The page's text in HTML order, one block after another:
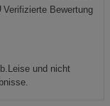
und nicht
Verifizierte Bewertung